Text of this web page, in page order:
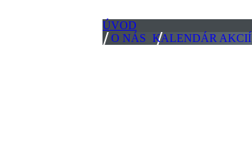
ÚVOD
O NÁS KALENDÁR AKCIÍ